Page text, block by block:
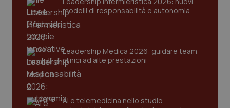
modelli di responsabilità e autonomia
Leadership Medica 2026: guidare team
clinici ad alte prestazioni
AI e telemedicina nello studio
tracking-sites-ironfish-
tracking-enable